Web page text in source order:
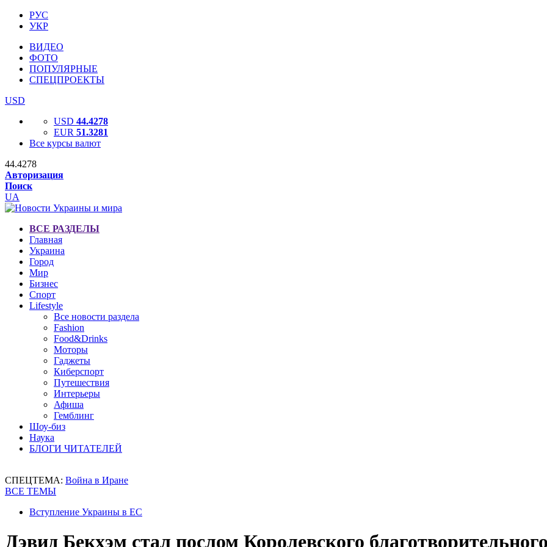
РУС
УКР
ВИДЕО
ФОТО
ПОПУЛЯРНЫЕ
СПЕЦПРОЕКТЫ
USD
USD 44.4278
EUR 51.3281
Все курсы валют
44.4278
Авторизация
Поиск
UA
ВСЕ РАЗДЕЛЫ
Главная
Украина
Город
Мир
Бизнес
Спорт
Lifestyle
Все новости раздела
Fashion
Food&Drinks
Моторы
Гаджеты
Киберспорт
Путешествия
Интерьеры
Афиша
Гемблинг
Шоу-биз
Наука
БЛОГИ ЧИТАТЕЛЕЙ
СПЕЦТЕМА: Война в Иране
ВСЕ ТЕМЫ
Вступление Украины в ЕС
Дэвид Бекхэм стал послом Королевского